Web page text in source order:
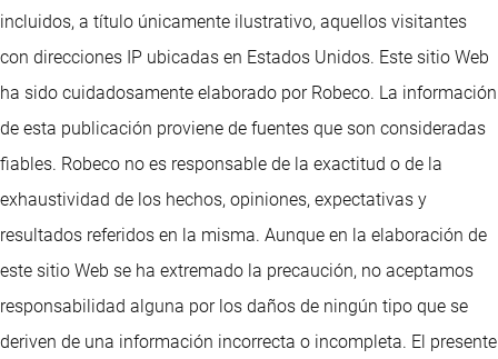
incluidos, a título únicamente ilustrativo, aquellos visitantes
con direcciones IP ubicadas en Estados Unidos. Este sitio Web
ha sido cuidadosamente elaborado por Robeco. La información
de esta publicación proviene de fuentes que son consideradas
fiables. Robeco no es responsable de la exactitud o de la
exhaustividad de los hechos, opiniones, expectativas y
resultados referidos en la misma. Aunque en la elaboración de
este sitio Web se ha extremado la precaución, no aceptamos
responsabilidad alguna por los daños de ningún tipo que se
deriven de una información incorrecta o incompleta. El presente